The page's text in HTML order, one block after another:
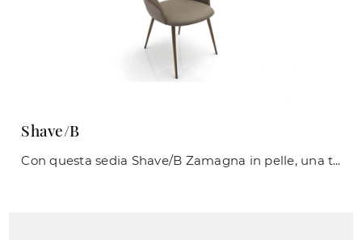
Shave/B
Con questa sedia Shave/B Zamagna in pelle, una tra le nostre sedute fisse moderne, potrai valorizzare i tuoi interni.